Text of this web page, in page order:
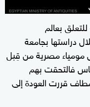
بعالم
دراستها بجامعة
مومياء مصرية من قِبل
مسها الحماس فالتحقت بهم
قررت العودة إلى